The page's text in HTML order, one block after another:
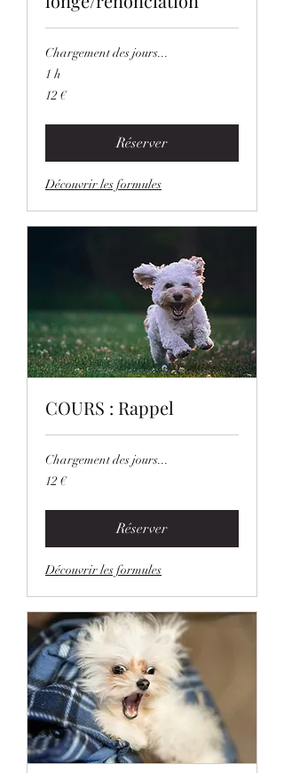
Chargement des jours...
1 h
12
euros
12 €
Réserver
Découvrir les formules
COURS : Rappel
Chargement des jours...
12
euros
12 €
Réserver
Découvrir les formules